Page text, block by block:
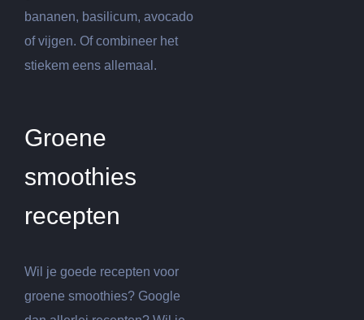
bananen, basilicum, avocado
of vijgen. Of combineer het
stiekem eens allemaal.
Groene
smoothies
recepten
Wil je goede recepten voor
groene smoothies? Google